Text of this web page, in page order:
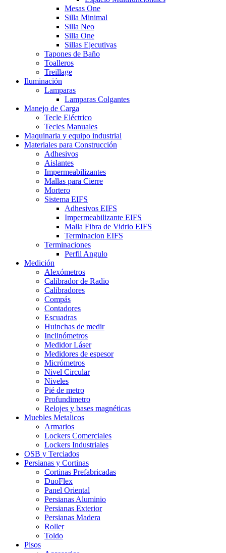
Mesas One
Silla Minimal
Silla Neo
Silla One
Sillas Ejecutivas
Tapones de Baño
Toalleros
Treillage
Iluminación
Lamparas
Lamparas Colgantes
Manejo de Carga
Tecle Eléctrico
Tecles Manuales
Maquinaria y equipo industrial
Materiales para Construcción
Adhesivos
Aislantes
Impermeabilizantes
Mallas para Cierre
Mortero
Sistema EIFS
Adhesivos EIFS
Impermeabilizante EIFS
Malla Fibra de Vidrio EIFS
Terminacion EIFS
Terminaciones
Perfil Angulo
Medición
Alexómetros
Calibrador de Radio
Calibradores
Compás
Contadores
Escuadras
Huinchas de medir
Inclinómetros
Medidor Láser
Medidores de espesor
Micrómetros
Nivel Circular
Niveles
Pié de metro
Profundimetro
Relojes y bases magnéticas
Muebles Metalicos
Armarios
Lockers Comerciales
Lockers Industriales
OSB y Terciados
Persianas y Cortinas
Cortinas Prefabricadas
DuoFlex
Panel Oriental
Persianas Aluminio
Persianas Exterior
Persianas Madera
Roller
Toldo
Pisos